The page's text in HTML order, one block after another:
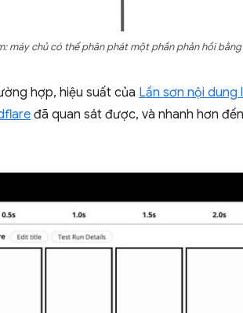
máy chủ có thể phân phát một phần phản hồi
hợp, hiệu suất của Lần sơn nội dung
đã quan sát được, và nhanh hơn